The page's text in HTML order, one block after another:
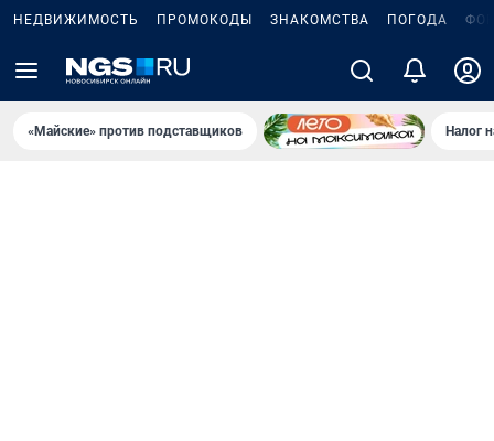
НЕДВИЖИМОСТЬ ПРОМОКОДЫ ЗНАКОМСТВА ПОГОДА
«Майские» против подставщиков Налог